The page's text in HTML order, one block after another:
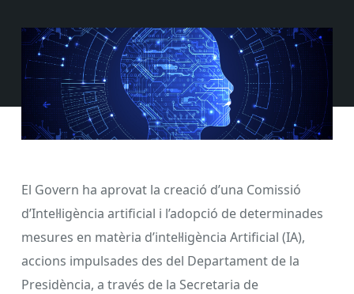
El Govern ha aprovat la creació d’una Comissió
d’Intel·ligència artificial i l’adopció de determinades
mesures en matèria d’intel·ligència Artificial (IA),
accions impulsades des del Departament de la
Presidència, a través de la Secretaria de